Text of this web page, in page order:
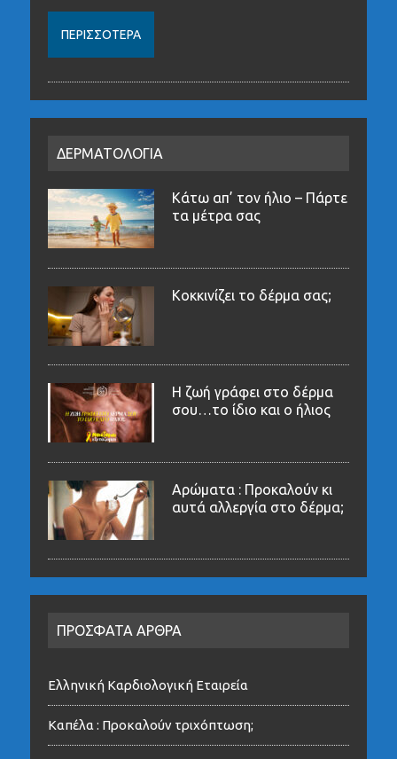
ΠΕΡΙΣΣΌΤΕΡΑ
ΔΕΡΜΑΤΟΛΟΓΙΑ
Κάτω απ’ τον ήλιο – Πάρτε
τα μέτρα σας
Κοκκινίζει το δέρμα σας;
Η ζωή γράφει στο δέρμα
σου…το ίδιο και ο ήλιος
Αρώματα : Προκαλούν κι
αυτά αλλεργία στο δέρμα;
ΠΡΟΣΦΑΤΑ ΑΡΘΡΑ
Ελληνική Καρδιολογική Εταιρεία
Καπέλα : Προκαλούν τριχόπτωση;